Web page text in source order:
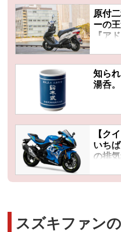
原付
ーの
『ア
知ら
湯呑
【ク
いち
の排
スズキファン